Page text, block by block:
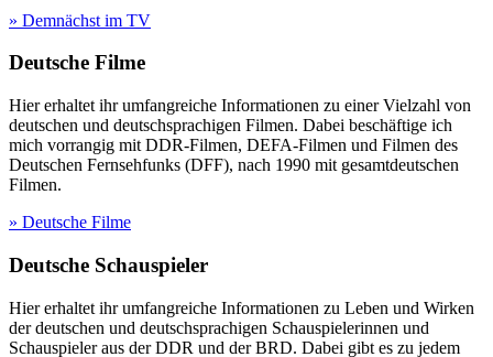
» Demnächst im TV
Deutsche Filme
Hier erhaltet ihr umfangreiche Informationen zu einer Vielzahl von
deutschen und deutschsprachigen Filmen. Dabei beschäftige ich
mich vorrangig mit DDR-Filmen, DEFA-Filmen und Filmen des
Deutschen Fernsehfunks (DFF), nach 1990 mit gesamtdeutschen
Filmen.
» Deutsche Filme
Deutsche Schauspieler
Hier erhaltet ihr umfangreiche Informationen zu Leben und Wirken
der deutschen und deutschsprachigen Schauspielerinnen und
Schauspieler aus der DDR und der BRD. Dabei gibt es zu jedem